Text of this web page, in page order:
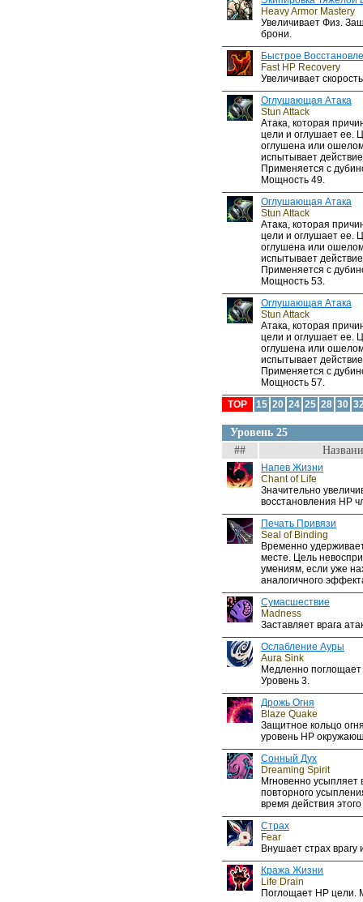
Heavy Armor Mastery
Увеличивает Физ.
брони.
Быстрое
Fast HP Recovery
Увеличивает
Оглушающая Атака
Stun Attack
Атака, которая
цели и оглушает ее.
оглушена или
испытывает
Применяется с
Мощность 49.
Оглушающая Атака
Stun Attack
Атака, которая
цели и оглушает ее.
оглушена или
испытывает
Применяется с
Мощность 53.
Оглушающая Атака
Stun Attack
Атака, которая
цели и оглушает ее.
оглушена или
испытывает
Применяется с
Мощность 57.
TOP
15 20 24 25 28 30
Уровень 25
##
Напев Жизни
Chant of Life
Значительно
восстановления HP
Печать Привязи
Seal of Binding
Временно
месте. Цель
умениям, если уже
аналогичного
Сумасшествие
Madness
Заставляет врага
Ослабление Ауры
Aura Sink
Медленно
Уровень 3.
Дрожь Огня
Blaze Quake
Защитное кольцо
уровень HP
Сонный Дух
Dreaming Spirit
Мгновенно усыпляет
повторного
время действия
Страх
Fear
Внушает страх врагу
Кража Жизни
Life Drain
Поглощает HP цели.